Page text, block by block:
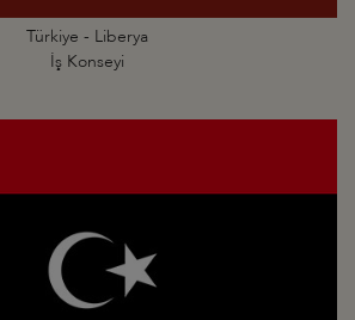
Türkiye - Liberya
İş Konseyi